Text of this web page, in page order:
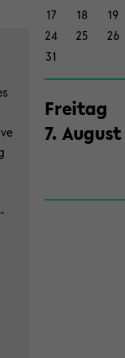
on
wech­
seln
17
18 19
24
25 26
31
Frei­tag
7.Au­gust